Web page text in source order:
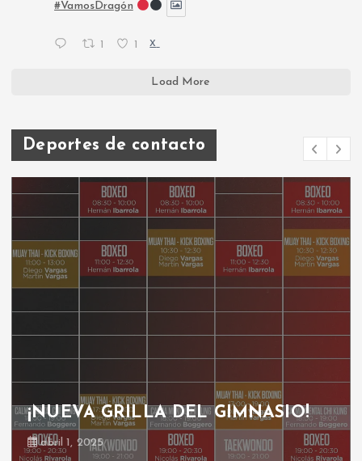
#VamosDragón
1 1 X
Load More
Deportes de contacto
¡NUEVA GRILLA DEL GIMNASIO!
abril 1, 2025